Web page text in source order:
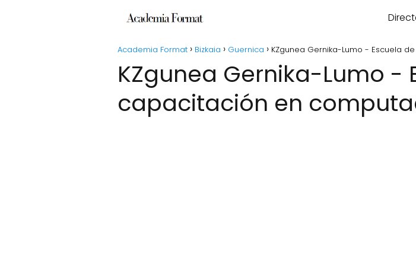
Academia Format Bizkaia Guernica KZgunea Gernika-Lumo - Escuela
KZgunea Gernika-Lumo - Escuela de
capacitación en